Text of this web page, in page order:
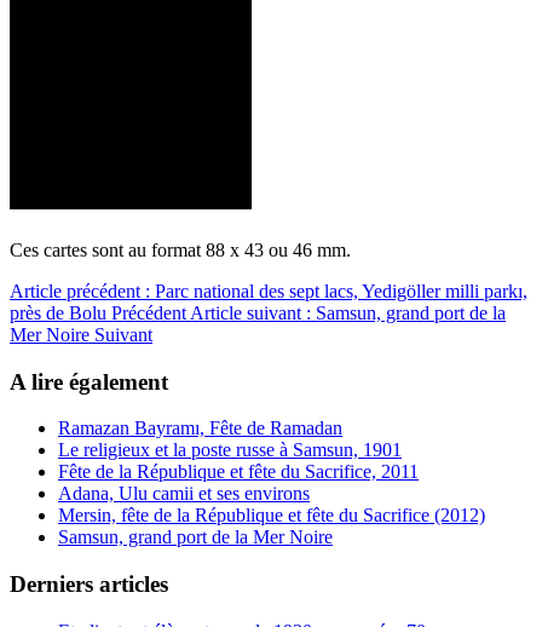
Ces cartes sont au format 88 x 43 ou 46 mm.
Article précédent : Parc national des sept lacs, Yedigöller milli parkı,
près de Bolu Précédent Article suivant : Samsun, grand port de la
Mer Noire Suivant
A lire également
Ramazan Bayramı, Fête de Ramadan
Le religieux et la poste russe à Samsun, 1901
Fête de la République et fête du Sacrifice, 2011
Adana, Ulu camii et ses environs
Mersin, fête de la République et fête du Sacrifice (2012)
Samsun, grand port de la Mer Noire
Derniers articles